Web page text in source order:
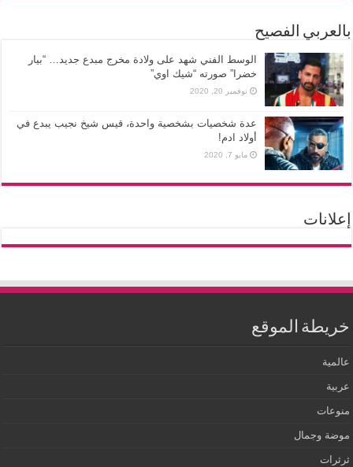
بالعربي الفصيح
الوسط الفني شهد على ولادة مخرج مبدع جديد… “بيار
خضرا” صورته “شيك اوي”
نوفمبر 20, 2020
عدة شخصيات بشخصية واحدة، قيس شيخ نجيب يبدع في
أولاد ادم!
مايو 7, 2020
إعلانات
خريطة الموقع
عالمية
عربية
منوعات
موضة وجمال
ثرثرات